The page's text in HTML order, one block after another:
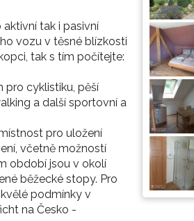
tak i pasivní
vozu v těsné blízkosti
tak s tím počítejte:
pro cyklistiku, pěší
a další sportovní a
pro uložení
včetně možností
období jsou v okolí
běžecké stopy. Pro
podmínky v
na Česko -